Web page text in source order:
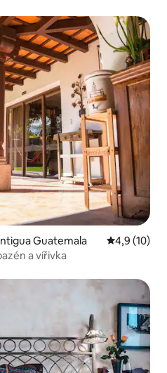
Guatemala Průměrné
4,9 (10)
a vířivka